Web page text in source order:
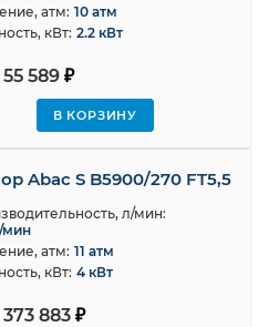
55 589₽
В КОРЗИНУ
атм: 10 атм
кВт: 2.2 кВт
Abac S B5900/270 FT5,5
373 883₽
л/мин:
мин
атм: 11 атм
кВт: 4 кВт